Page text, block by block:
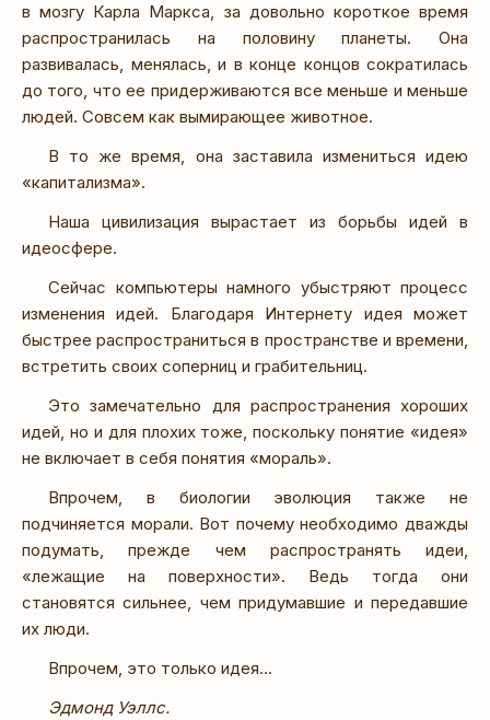
в мозгу Карла Маркса, за довольно короткое время
распространилась на половину планеты. Она
развивалась, менялась, и в конце концов сократилась
до того, что ее придерживаются все меньше и меньше
людей. Совсем как вымирающее животное.
В то же время, она заставила измениться идею
«капитализма».
Наша цивилизация вырастает из борьбы идей в
идеосфере.
Сейчас компьютеры намного убыстряют процесс
изменения идей. Благодаря Интернету идея может
быстрее распространиться в пространстве и времени,
встретить своих соперниц и грабительниц.
Это замечательно для распространения хороших
идей, но и для плохих тоже, поскольку понятие «идея»
не включает в себя понятия «мораль».
Впрочем, в биологии эволюция также не
подчиняется морали. Вот почему необходимо дважды
подумать, прежде чем распространять идеи,
«лежащие на поверхности». Ведь тогда они
становятся сильнее, чем придумавшие и передавшие
их люди.
Впрочем, это только идея...
Эдмонд Уэллс.